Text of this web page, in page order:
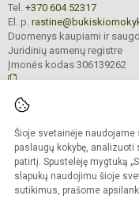
Šioje svetainėje
paslaugų kokybę,
patirtį. Spustelėję mygtuką
slapukų naudojimu šioje
sutikimus, prašome
Tel. +370 604 52317
El. p.
Duomenys kaupiami ir
Juridinių asmenų registre
Įmonės kodas 306139262
Kopijuoti turinį be raštiško
Sumanus būdas